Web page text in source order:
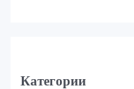
Категории